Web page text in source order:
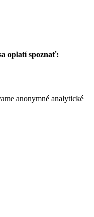
oplatí spoznať:
anonymné analytické